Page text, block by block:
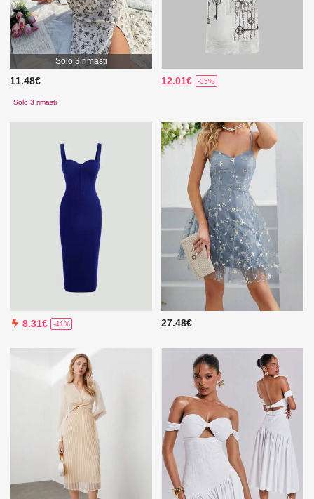
Solo 3 rimasti
11.48€
Solo 3 rimasti
12.01€ -35%
8.31€ -41% 27.48€